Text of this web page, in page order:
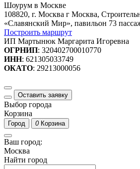
Шоурум в Москве
108820, г. Москва г Москва,
«Славянский Мир», павильон 73
Построить маршрут
ИП Мартынюк Маргарита Игоревна
ОГРНИП: 320402700010770
ИНН: 621305033749
ОКАТО: 29213000056
Оставить заявку
Выбор города
Корзина
Город 0 Корзина
Ваш город:
Москва
Найти город